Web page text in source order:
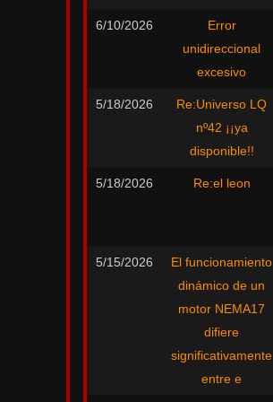
6/10/2026
Error
unidireccional
excesivo
5/18/2026
Re:Universo LQ
nº42 ¡¡ya
disponible!!
5/18/2026 Re:el leon
5/15/2026
El funcionamiento
dinámico de un
motor NEMA17
difiere
significativamente
entre e